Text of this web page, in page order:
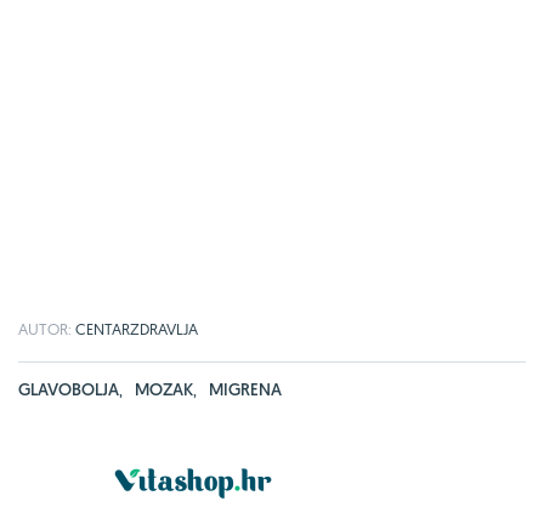
AUTOR: CENTARZDRAVLJA
GLAVOBOLJA, MOZAK, MIGRENA